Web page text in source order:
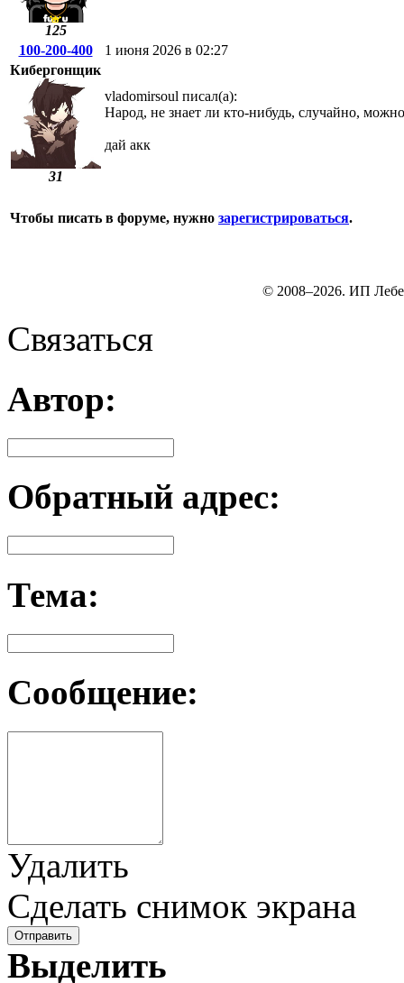
125
100-200-400
1 июня 2026 в 02:27
Кибергонщик
31
vladomirsoul писал(а):
Народ, не знает ли кто-нибудь, случайно,
дай акк
Чтобы писать в форуме, нужно зарегистрироваться.
© 2008–2026. ИП
Связаться
Автор:
Обратный адрес:
Тема:
Сообщение:
Удалить
Сделать снимок экрана
Отправить
Выделить